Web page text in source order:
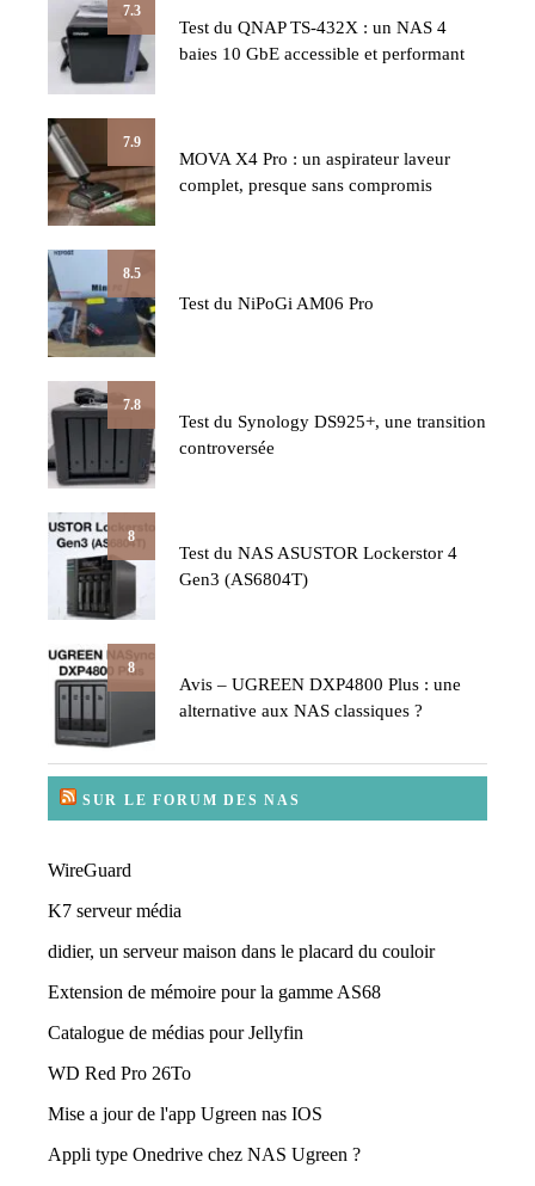
7.3
Test du QNAP TS-432X : un NAS 4
baies 10 GbE accessible et performant
7.9
MOVA X4 Pro : un aspirateur laveur
complet, presque sans compromis
8.5
Test du NiPoGi AM06 Pro
7.8
Test du Synology DS925+, une transition
controversée
8
Test du NAS ASUSTOR Lockerstor 4
Gen3 (AS6804T)
8
Avis – UGREEN DXP4800 Plus : une
alternative aux NAS classiques ?
SUR LE FORUM DES NAS
WireGuard
K7 serveur média
didier, un serveur maison dans le placard du couloir
Extension de mémoire pour la gamme AS68
Catalogue de médias pour Jellyfin
WD Red Pro 26To
Mise a jour de l'app Ugreen nas IOS
Appli type Onedrive chez NAS Ugreen ?